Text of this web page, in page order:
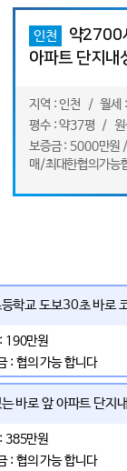
인천
약2700
아파트 단지
지역 : 인천 / 월세
평수 : 약37평 / 원
보증금 : 5000만원
매/최대한협의가능
학교 도보30초 바로
190만원
: 협의 가능 합니다
바로 앞 아파트 단지
385만원
: 협의 가능 합니다